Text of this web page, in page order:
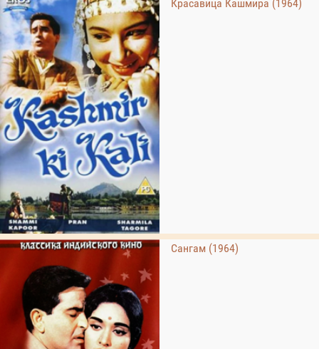
Красавица Кашмира (1964)
Сангам (1964)